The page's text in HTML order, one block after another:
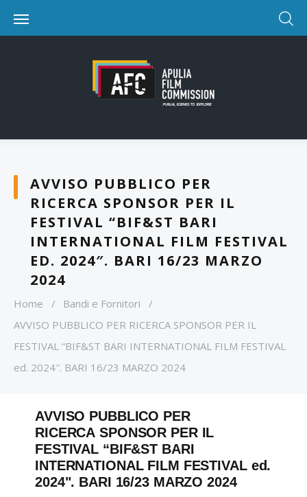
AVVISO PUBBLICO PER
RICERCA SPONSOR PER IL
FESTIVAL “BIF&ST BARI
INTERNATIONAL FILM FESTIVAL
ED. 2024″. BARI 16/23 MARZO
2024
Home / Bandi e Fornitori
/
AVVISO PUBBLICO PER RICERCA SPONSOR PER IL
FESTIVAL “BIF&ST BARI INTERNATIONAL FILM FESTIVAL
ed. 2024″. BARI 16/23 MARZO 2024
AVVISO PUBBLICO PER
RICERCA SPONSOR PER IL
FESTIVAL “BIF&ST BARI
INTERNATIONAL FILM FESTIVAL ed.
2024". BARI 16/23 MARZO 2024